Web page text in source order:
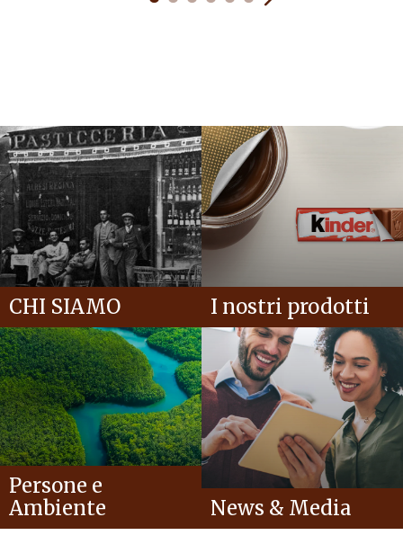
CHI SIAMO I nostri prodotti
Persone e
Ambiente
News & Media